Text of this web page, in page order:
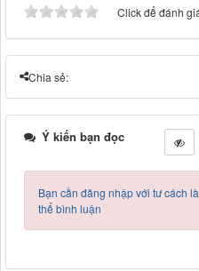
Click để đánh
Chia sẻ:
Ý kiến bạn đọc
Bạn cần đăng nhập với tư cách là
thể bình luận